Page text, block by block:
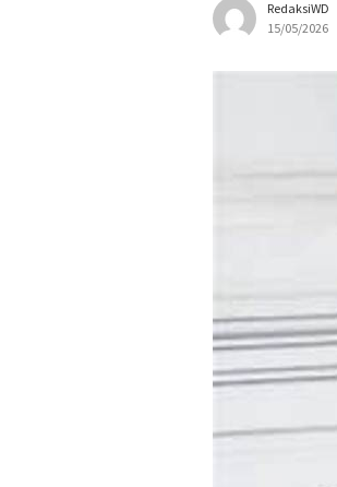
RedaksiWD
15/05/2026